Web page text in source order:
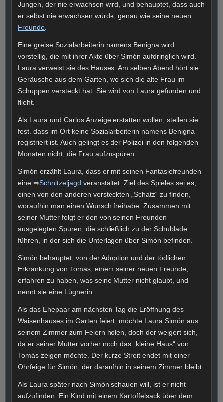
Jungen, der nie erwachsen wird, und behauptet, dass auch
er selbst nie erwachsen würde, genau wie seine neuen
Freunde.
Eine greise Sozialarbeiterin namens Benigna wird
vorstellig, die mit ihrer Akte über Simón aufdringlich wird.
Laura verweist sie des Hauses. Am selben Abend hört sie
Geräusche aus dem Garten, wo sich die alte Frau im
Schuppen versteckt hat. Sie wird von Laura gefunden und
flieht.
Als Laura und Carlos Anzeige erstatten wollen, stellen sie
fest, dass im Ort keine Sozialarbeiterin namens Benigna
registriert ist. Auch gelingt es der Polizei in den folgenden
Monaten nicht, die Frau aufzuspüren.
Simón erzählt Laura, dass er mit seinen Fantasiefreunden
eine ⇒Schnitzeljagd veranstaltet. Ziel des Spieles sei es,
einen von den anderen versteckten „Schatz“ zu finden,
woraufhin man einen Wunsch freihabe. Zusammen mit
seiner Mutter folgt er den von seinen Freunden
ausgelegten Spuren, die schließlich zu der Schublade
führen, in der sich die Unterlagen über Simón befinden.
Simón behauptet, von der Adoption und der tödlichen
Erkrankung von Tomás, einem seiner neuen Freunde,
erfahren zu haben, was seine Mutter nicht glaubt, und
nennt sie eine Lügnerin.
Als das Ehepaar am nächsten Tag die Eröffnung des
Waisenhauses im Garten feiert, möchte Laura Simón aus
seinem Zimmer zum Feiern holen, doch der weigert sich,
da er seiner Mutter vorher noch das „kleine Haus“ von
Tomás zeigen möchte. Der kurze Streit endet mit einer
Ohrfeige für Simón, der daraufhin in seinem Zimmer bleibt.
Als Laura später nach Simón schauen will, ist er nicht
aufzufinden. Ein Kind mit einem Kartoffelsack über dem